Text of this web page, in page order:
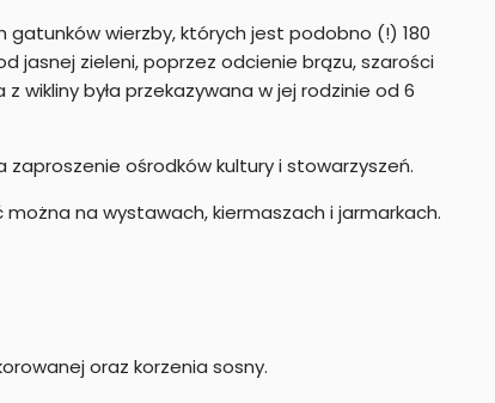
gatunków wierzby, których jest podobno (!) 180
jasnej zieleni, poprzez odcienie brązu, szarości
była przekazywana w jej rodzinie od 6
ośrodków kultury i stowarzyszeń.
na wystawach, kiermaszach i jarmarkach.
oraz korzenia sosny.